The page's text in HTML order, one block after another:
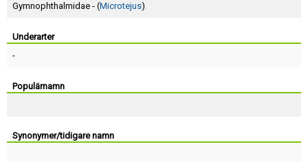
Gymnophthalmidae - (Microtejus)
Underarter
-
Populärnamn
Synonymer/tidigare namn
Skapa konto